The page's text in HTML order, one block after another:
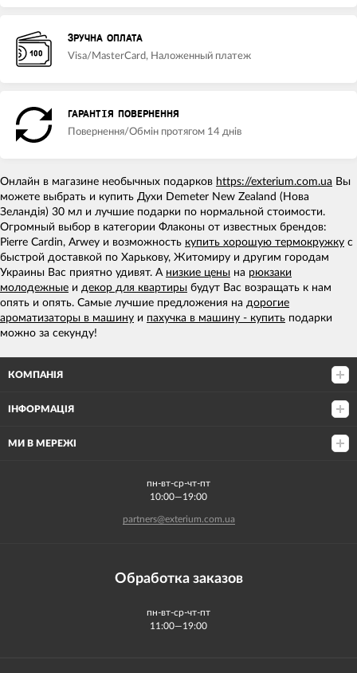
ЗРУЧНА ОПЛАТА
Visa/MasterCard, Наложенный платеж
ГАРАНТІЯ ПОВЕРНЕННЯ
Повернення/Обмін протягом 14 днів
Онлайн в магазине необычных подарков https://exterium.com.ua Вы
можете выбрать и купить Духи Demeter New Zealand (Нова
Зеландія) 30 мл и лучшие подарки по нормальной стоимости.
Огромный выбор в категории Флаконы от известных брендов:
Pierre Cardin, Arwey и возможность купить хорошую термокружку с
быстрой доставкой по Харькову, Житомиру и другим городам
Украины Вас приятно удивят. А низкие цены на рюкзаки
молодежные и декор для квартиры будут Вас возращать к нам
опять и опять. Самые лучшие предложения на дорогие
ароматизаторы в машину и пахучка в машину - купить подарки
можно за секунду!
КОМПАНІЯ
ІНФОРМАЦІЯ
МИ В МЕРЕЖІ
пн-вт-ср-чт-пт
10:00—19:00
partners@exterium.com.ua
Обработка заказов
пн-вт-ср-чт-пт
11:00—19:00